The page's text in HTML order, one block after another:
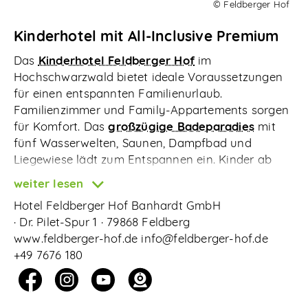
Abonnieren
© Feldberger Hof
Kinderhotel mit All-Inclusive Premium
Das Kinderhotel Feldberger Hofim
Hochschwarzwald bietet ideale Voraussetzungen
für einen entspannten Familienurlaub.
Familienzimmer und Family-Appartements sorgen
für Komfort. Dasgroßzügige Badeparadies mit
fünf Wasserwelten, Saunen, Dampfbad und
Liegewiese lädt zum Entspannen ein. Kinder ab
Babyland, einen Teenie-Club und tägliche
Animation für Kinder ab 3 Jahren. Draußen warten
Spielplätze, Kletterwald und Wichtelpfad.
Ein besonderes Highlight ist dieIndoor Sporthalle
„Fundorena“
Boulderwand und eine Kinder-Softplayanlage ab 2
Jahre. Die Hochschwarzwald Card ermöglicht die
weiter lesen
Hotel Feldberger Hof Banhardt GmbH
Dr. Pilet-Spur 1
79868 Feldberg
www.feldberger-hof.de info@feldberger-hof.de
+49 7676 180